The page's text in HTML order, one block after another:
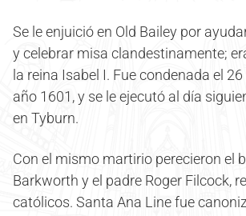
Se le enjuició en Old Bailey por
y celebrar misa clandestinamente;
la reina Isabel I. Fue condenada el
año 1601, y se le ejecutó al día
en Tyburn.
Con el mismo martirio perecieron el
Barkworth y el padre Roger Filcock,
católicos. Santa Ana Line fue